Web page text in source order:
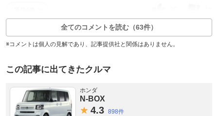
全てのコメントを読む（63件）
※コメントは個人の見解であり、記事提供社と関係はありません。
この記事に出てきたクルマ
ホンダ
N-BOX
4.3 898件